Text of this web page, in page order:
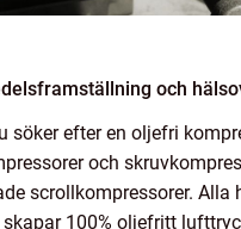
och
söker efter en oljefri
och
scrollkompressorer. Alla
100% oljefritt